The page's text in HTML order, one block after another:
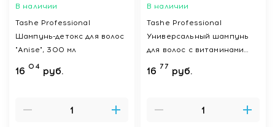
В наличии
Tashe Professional
Шампунь-детокс для волос
"Anise", 300 мл
16 04 руб.
В наличии
Tashe Professional
Универсальный шампунь
для волос с витаминами
"Chocolate Chili", 300 мл
16 77 руб.